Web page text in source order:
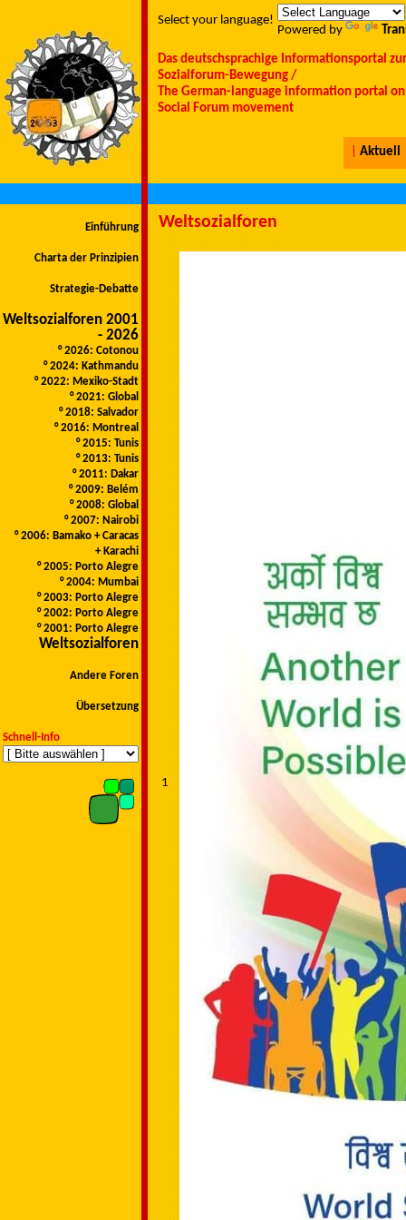
Select your language!
Powered by
Das deutschsprachige Informationsportal
Sozialforum-Bewegung /
The German-language information portal
Social Forum movement
Aktuell
Einführung
Charta der Prinzipien
Strategie-Debatte
Weltsozialforen 2001
- 2026
° 2026: Cotonou
° 2024: Kathmandu
° 2022: Mexiko-Stadt
° 2021: Global
° 2018: Salvador
° 2016: Montreal
° 2015: Tunis
° 2013: Tunis
° 2011: Dakar
° 2009: Belém
° 2008: Global
° 2007: Nairobi
° 2006: Bamako + Caracas
+ Karachi
° 2005: Porto Alegre
° 2004: Mumbai
° 2003: Porto Alegre
° 2002: Porto Alegre
° 2001: Porto Alegre
Weltsozialforen
Andere Foren
Übersetzung
Schnell-Info
Weltsozialforen
1